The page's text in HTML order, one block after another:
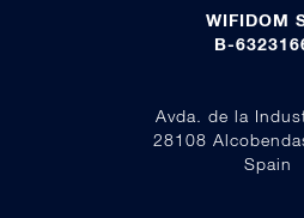
WIFIDOM
B-
Avda. de la
28108
Spain